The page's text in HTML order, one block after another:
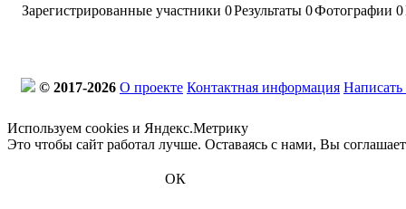
Зарегистрированные участники 0Результаты 0Фотографии 0
© 2017-2026 О проекте Контактная информация
Используем cookies и Яндекс.Метрику
Это чтобы сайт работал лучше. Оставаясь с нами, Вы
ОК